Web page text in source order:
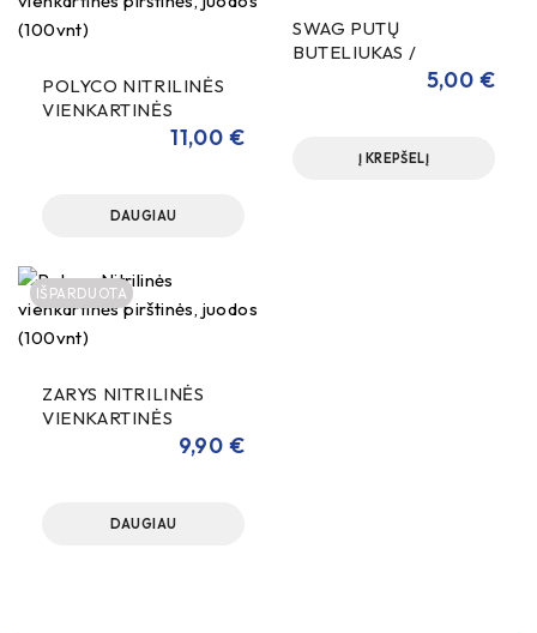
POLYCO NITRILINĖS
VIENKARTINĖS
PIRŠTINĖS JUODOS
11,00 €
DAUGIAU
SWAG PUTŲ
BUTELIUKAS /
GENERATORIUS 180ml
5,00 €
Į KREPŠELĮ
IŠPARDUOTA
ZARYS NITRILINĖS
VIENKARTINĖS
PIRŠTINĖS JUODOS
9,90 €
DAUGIAU